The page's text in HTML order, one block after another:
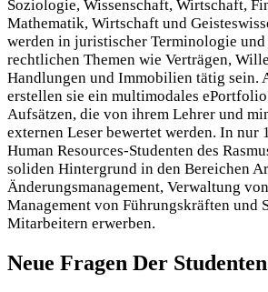
Soziologie, Wissenschaft, Wirtschaft,
Mathematik, Wirtschaft und
werden in juristischer Terminologie
rechtlichen Themen wie Verträgen,
Handlungen und Immobilien tätig sein.
erstellen sie ein multimodales
Aufsätzen, die von ihrem Lehrer und
externen Leser bewertet werden. In nur
Human Resources-Studenten des
soliden Hintergrund in den Bereichen
Änderungsmanagement, Verwaltung
Management von Führungskräften und
Mitarbeitern erwerben.
Neue Fragen Der Studenten